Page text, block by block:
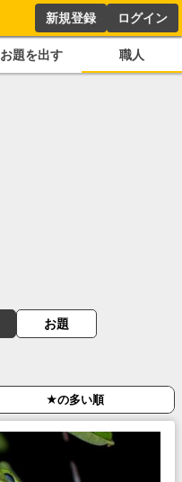
新規登録 ログイン
お題を出す 職人
お題
★の多い順